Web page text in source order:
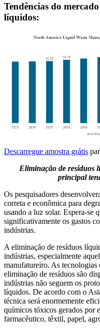
Tendências do
líquidos:
Descarregue amostra grátis
Eliminação de resíduos
principal
Os pesquisadores
correta e econômica para
usando a luz solar. Espera-se
significativamente os gastos
indústrias.
A eliminação de resíduos
indústrias, especialmente
manufatureiro. As tecnologias
eliminação de resíduos são
indústrias não seguem os
líquidos. De acordo com o
técnica será enormemente
químicos tóxicos gerados por
farmacêutico, têxtil, papel,